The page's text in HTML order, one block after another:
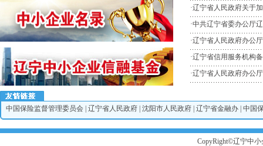
业，销售规模10亿人民币。客
·辽宁省人民政府关于
·中共辽宁省委办公厅
·辽宁省人民政府办公
·辽宁省信用服务机构
·辽宁省人民政府办公
中国保险监督管理委员会 辽宁省人民政府 沈阳市人民政府 辽宁省金融办 中国
CopyRight©辽宁中小